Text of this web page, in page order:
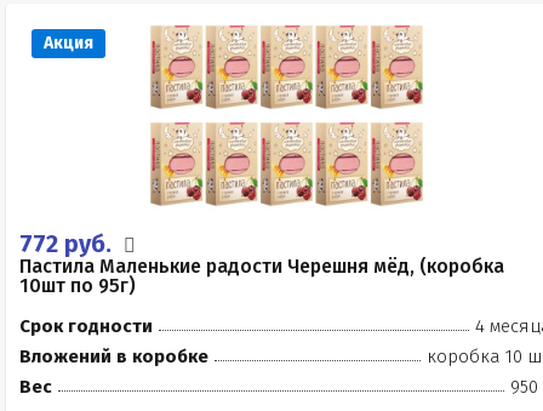
Акция
772 руб.
Пастила Маленькие радости Черешня мёд, (коробка
10шт по 95г)
Срок годности
4
Вложений в коробке
коробка 10
Вес
950